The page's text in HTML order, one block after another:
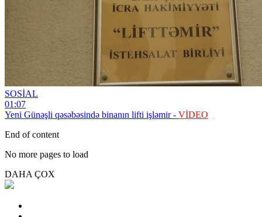
SOSİAL
01:07
Yeni Günəşli qəsəbəsində binanın lifti işləmir - VİDEO
End of content
No more pages to load
DAHA ÇOX